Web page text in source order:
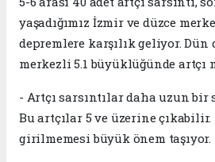
yaşadığımız İzmir ve düzce
depremlere karşılık geliyor. Dün
merkezli 5.1 büyüklüğünde artçı
- Artçı sarsıntılar daha uzun bir
Bu artçılar 5 ve üzerine
girilmemesi büyük önem taşıyor.